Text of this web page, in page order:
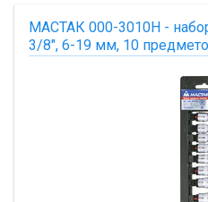
МАСТАК 000-3010H -
3/8", 6-19 мм, 10